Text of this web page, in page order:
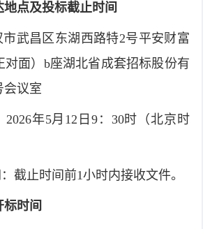
点及投标截止时间
武昌区东湖西路特2号平安财富
对面）b座湖北省成套招标股份有
会议室
年5月12日9：30时（北京时
截止时间前1小时内接收文件。
时间